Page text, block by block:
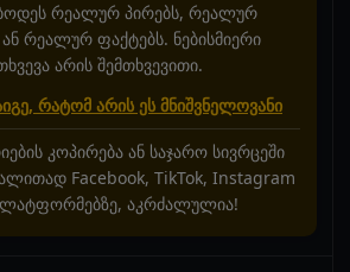
რეალურ პირებს, რეალურ
რეალურ ფაქტებს. ნებისმიერი
არის შემთხვევითი.
რატომ არის ეს მნიშვნელოვანი
კოპირება ან საჯარო სივრცეში
Facebook, TikTok, Instagram
აკრძალულია!